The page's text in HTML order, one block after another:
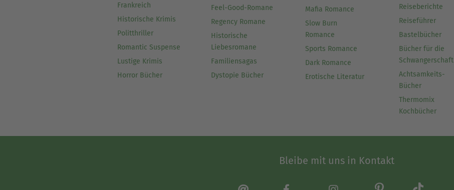
Frankreich
Historische Krimis
Politthriller
Romantic Suspense
Lustige Krimis
Horror Bücher
Feel-Good-Romane
Regency Romane
Historische
Liebesromane
Familiensagas
Dystopie Bücher
Mafia Romance
Slow Burn
Romance
Sports Romance
Dark Romance
Erotische Literatur
Reiseberichte
Reiseführer
Bastelbücher
Bücher für die
Schwangerschaft
Achtsamkeits-
Bücher
Thermomix
Kochbücher
Bleibe mit uns in Kontakt